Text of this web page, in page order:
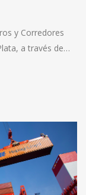
y Corredores
a través de…